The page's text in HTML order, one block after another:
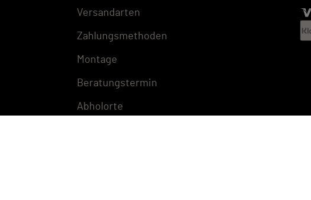
Versandarten
Zahlungsmethoden
Montage
Beratungstermin
Abholorte